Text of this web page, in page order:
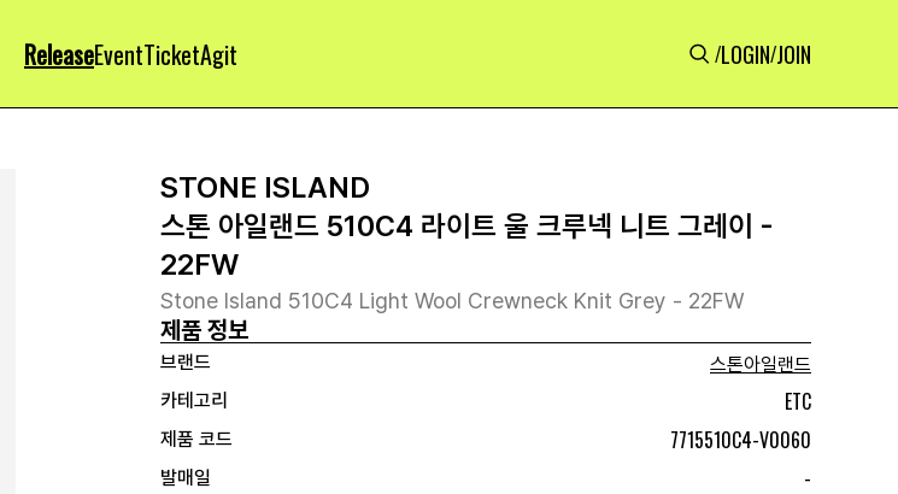
ReleaseEventTicketAgit /LOGIN/JOIN
STONE ISLAND
스톤 아일랜드 510C4 라이트 울 크루넥 니트 그레이 -
22FW
Stone Island 510C4 Light Wool Crewneck Knit Grey - 22FW
제품 정보
브랜드
스톤아일랜드
카테고리
ETC
제품 코드 7715510C4-V0060
발매일 -